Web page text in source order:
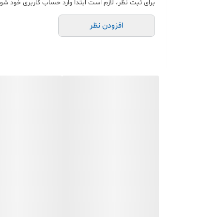
برای ثبت نظر، لازم است ابتدا وارد حساب کاربری خود
افزودن نظر